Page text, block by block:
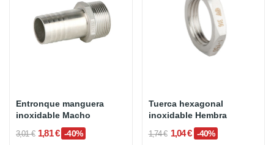
Entronque manguera
inoxidable Macho
3,01 € 1,81 € -40%
Tuerca hexagonal
inoxidable Hembra
1,74 € 1,04 € -40%